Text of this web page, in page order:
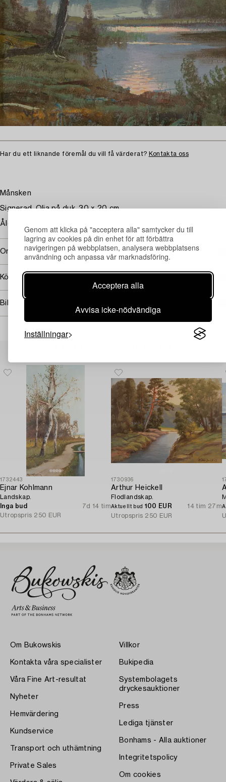
Genom att klicka på "acceptera alla" samtycker du till
lagring av cookies på din enhet för att förbättra
navigeringen på webbplatsen, analysera webbplatsens
användning och anpassa vår marknadsföring.
Acceptera alla
Avvisa icke-nödvändiga
Inställningar
Har du ett liknande föremål du vill få värderat? Kontakta oss
Månsken
Signerad. Olja på duk, 30 x 20 cm.
Åldersrelaterat slitage. Helhetsintrycket är gott.
Omfattas av följerätt
Köpinformation
Bildrättigheter
1732443
Ejnar Kohlmann
Landskap.
Inga bud
7d 14 tim
Utropspris 250 EUR
1730936
Arthur Heickell
Flodlandskap.
Aktuellt bud 100 EUR
14 tim 27m
Utropspris 250 EUR
Om Bukowskis
Kontakta våra specialister
Våra Fine Art-resultat
Nyheter
Hemvärdering
Kundservice
Transport och uthämtning
Private Sales
Villkor
Bukipedia
Systembolagets
dryckesauktioner
Press
Lediga tjänster
Bonhams - Alla auktioner
Integritetspolicy
Om cookies